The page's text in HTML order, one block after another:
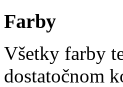
Farby
Všetky farby
dostatočnom